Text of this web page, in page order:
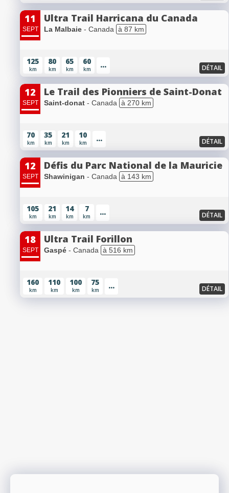
11
SEPT
Ultra Trail Harricana du Canada
La Malbaie - Canada à 87 km
125
km
80
km
65
km
60
km ... DÉTAIL
12
SEPT
Le Trail des Pionniers de Saint-Donat
Saint-donat - Canada à 270 km
70
km
35
km
21
km
10
km ... DÉTAIL
12
SEPT
Défis du Parc National de la Mauricie
Shawinigan - Canada à 143 km
105
km
21
km
14
km
7
km ... DÉTAIL
18
SEPT
Ultra Trail Forillon
Gaspé - Canada à 516 km
160
km
110
km
100
km
75
km ... DÉTAIL